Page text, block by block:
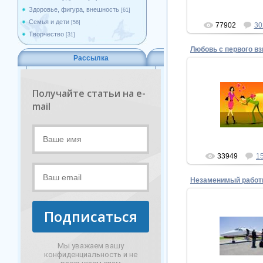
Здоровье, фигура, внешность [61]
Семья и дети [56]
Творчество [31]
Рассылка
Получайте статьи на e-
mail
Подписаться
Мы уважаем вашу
конфиденциальность и не
77902
Любовь с первого
Любовь с первого
33949 15
Незаменимый
Незаменимый